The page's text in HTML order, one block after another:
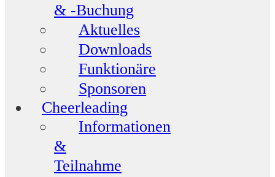
& -Buchung
Aktuelles
Downloads
Funktionäre
Sponsoren
Cheerleading
Informationen
&
Teilnahme